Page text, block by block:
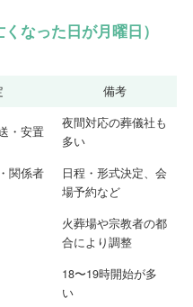
なった日が月曜日）
備考
・安置
夜間対応の葬儀社も
多い
関係者
日程・形式決定、会
場予約など
火葬場や宗教者の都
合により調整
18〜19時開始が多
い